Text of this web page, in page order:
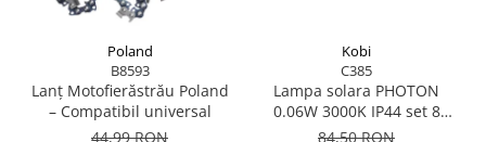
Poland
B8593
Lanț Motofierăstrău Poland
– Compatibil universal
44,99 RON
Kobi
C385
Lampa solara PHOTON
0.06W 3000K IP44 set 8
bucati
84,50 RON